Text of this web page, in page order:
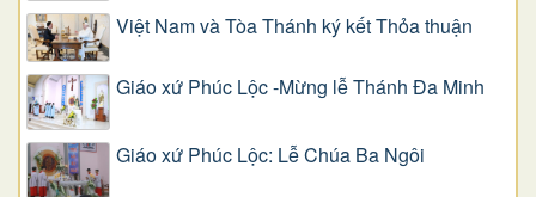
Việt Nam và Tòa Thánh ký kết Thỏa thuận
Giáo xứ Phúc Lộc -Mừng lễ Thánh Đa Minh
Giáo xứ Phúc Lộc: Lễ Chúa Ba Ngôi